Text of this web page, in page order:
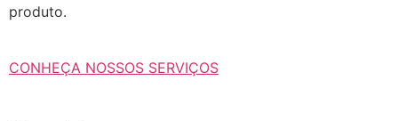
produto.
CONHEÇA NOSSOS SERVIÇOS